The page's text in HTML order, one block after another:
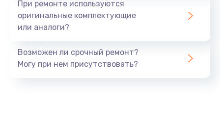
При ремонте используются
оригинальные комплектующие
или аналоги?
Возможен ли срочный ремонт?
Могу при нем присутствовать?